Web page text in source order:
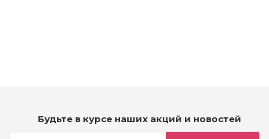
Будьте в курсе наших акций и новостей